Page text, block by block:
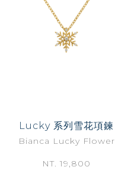
Lucky 系列雪花項鍊
Bianca Lucky Flower
NT. 19,800